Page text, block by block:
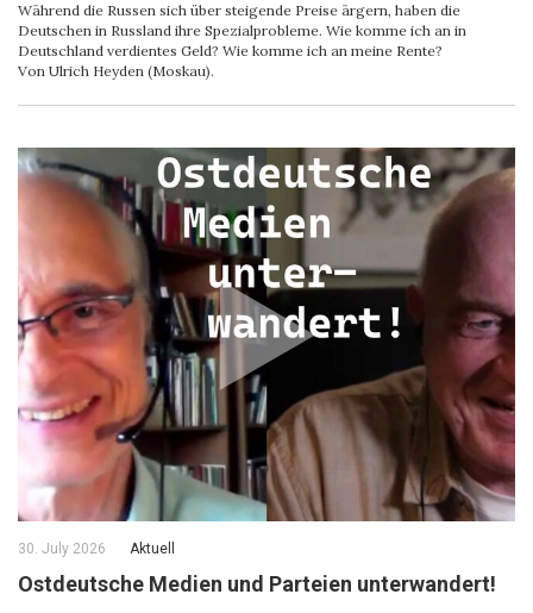
Während die Russen sich über steigende Preise ärgern, haben die
Deutschen in Russland ihre Spezialprobleme. Wie komme ich an in
Deutschland verdientes Geld? Wie komme ich an meine Rente?
Von Ulrich Heyden (Moskau).
30. July 2026 Aktuell
Ostdeutsche Medien und Parteien unterwandert!